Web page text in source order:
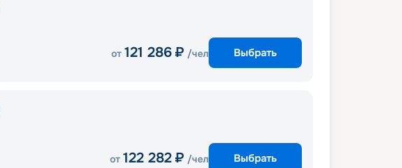
от 121 286 ₽ /чел Выбрать
от 122 282 ₽ /чел Выбрать